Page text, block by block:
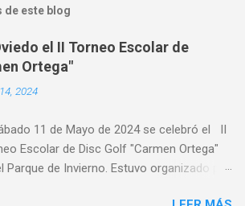
de este blog
el II Torneo Escolar de
Ortega"
2024
11 de Mayo de 2024 se celebró el II
Escolar de Disc Golf "Carmen Ortega"
Parque de Invierno. Estuvo organizado por